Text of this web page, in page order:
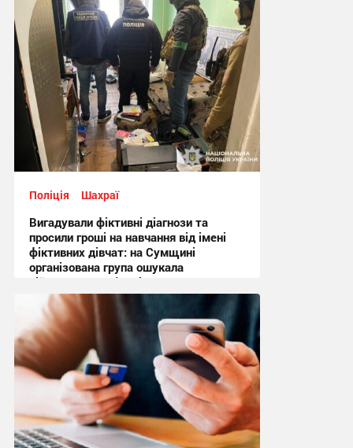
Поліція Шахраї
Вигадували фіктивні діагнози та
просили гроші на навчання від імені
фіктивних дівчат: на Сумщині
організована група ошукала
військовослужбовців на понад
мільйон гривень
14:41, 7.08.2026